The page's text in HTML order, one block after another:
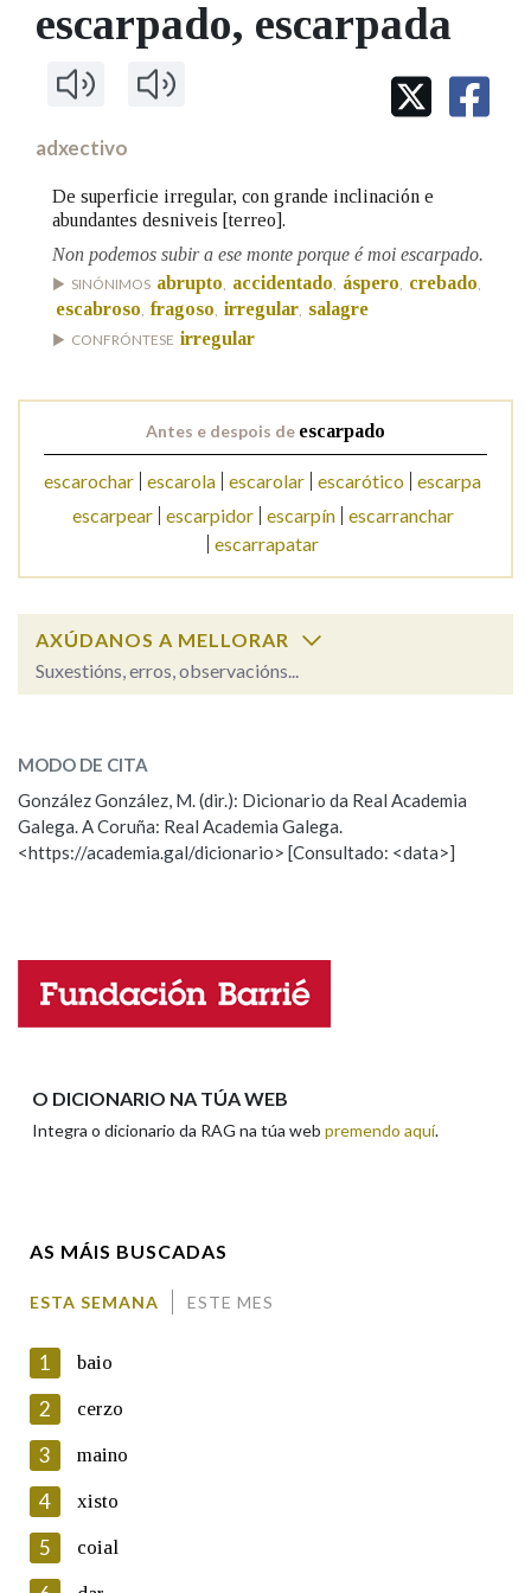
IDENTIDADE CORPORATIVA
MARCIAL DEL ADALID
CASA-MUSEO EMILIA PARDO
FIGURAS HOMENAXEADAS
Facebook
TwitterYoutubeInstagram
Bluesky
BUSCAR NOS LEMAS
Comeza por
Contén
Pertence a
escarpado, escarpada
adxectivo
De superficie irregular, con grande inclinación e
abundantes desniveis [terreo].
Non podemos subir a ese monte porque é moi escarpado.
SINÓNIMOS abrupto accidentado áspero crebado
escabroso fragoso irregular salagre
CONFRÓNTESE irregular
Antes e despois de escarpado
escarochar escarola escarolar escarótico escarpa
escarpear
escarpidor escarpín
escarranchar
escarrapatar
AXÚDANOS A MELLORAR
Suxestións, erros, observacións...
ESCOLLE UNHA OPCIÓN:
Observación Hai un erro na palabra
Propoño mellorar a definición
Nome
En cumprimento da normativa vixente en materia de
Protección de Datos de Carácter Persoal, a Real Academia
Galega informa a aqueles usuarios que faciliten o seu correo
electrónico, así como calquera outra información de carácter
persoal, que estes datos serán obxecto de tratamento
automatizado de carácter confidencial e incorporados aos seus
MODO DE CITA
González González, M. (dir.): Dicionario da Real Academia
Galega. A Coruña: Real Academia Galega.
<https://academia.gal/dicionario> [Consultado: <data>]
O DICIONARIO NA TÚA WEB
Integra o dicionario da RAG na túa web premendo aquí.
AS MÁIS BUSCADAS
ESTA SEMANA ESTE MES
1 baio
2 cerzo
3 maino
4 xisto
5 coial